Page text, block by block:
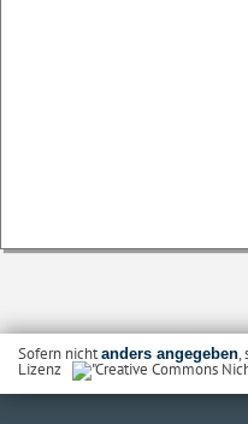
Sofern nichtanders angegeben,
Lizenz